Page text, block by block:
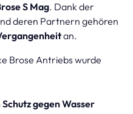
S Mag. Dank der
deren Partnern gehören
an.
Brose Antriebs wurde
Schutz gegen Wasser